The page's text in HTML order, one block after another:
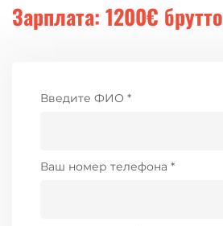
Зарплата: 1200€ брутто
Введите ФИО *
Ваш номер телефона *